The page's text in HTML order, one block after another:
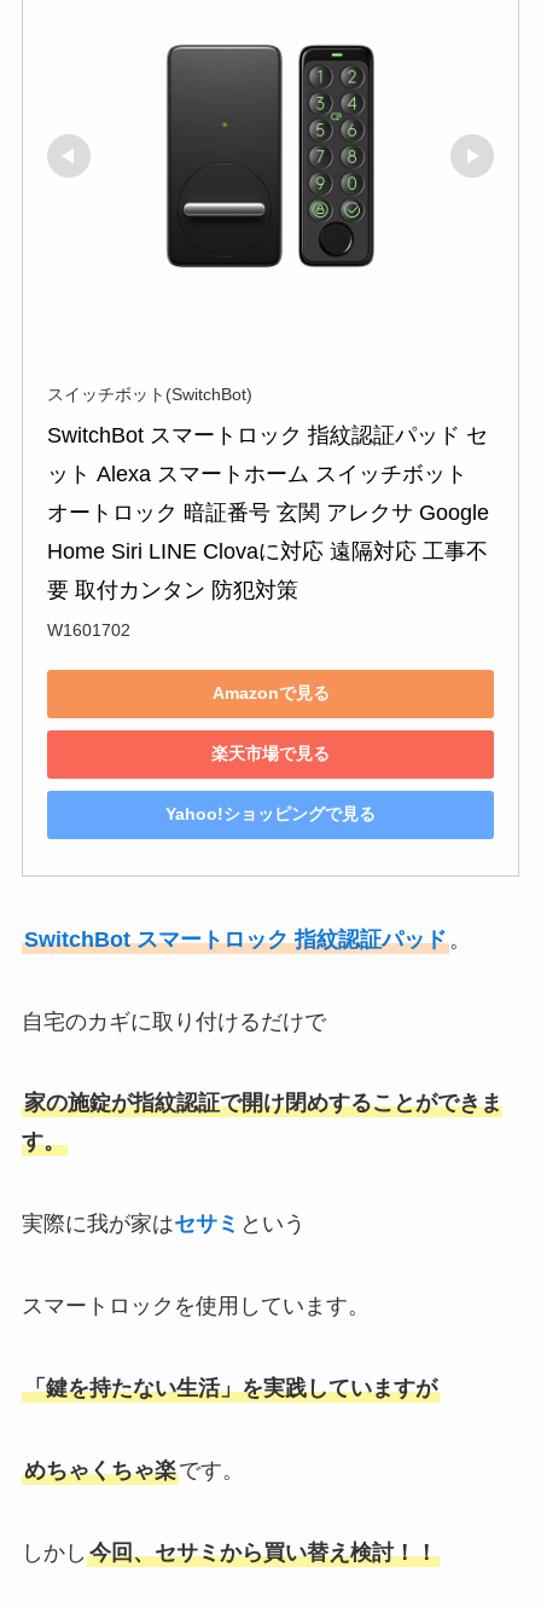
スイッチボット(SwitchBot)
SwitchBot スマートロック 指紋認証パッド セ
ット Alexa スマートホーム スイッチボット
オートロック 暗証番号 玄関 アレクサ Google
Home Siri LINE Clovaに対応 遠隔対応 工事不
要 取付カンタン 防犯対策
W1601702
Amazonで見る
楽天市場で見る
Yahoo!ショッピングで見る
SwitchBot スマートロック 指紋認証パッド。
自宅のカギに取り付けるだけで
家の施錠が指紋認証で開け閉めすることができま
す。
実際に我が家はセサミ という
スマートロックを使用しています。
「鍵を持たない生活」を実践していますが
めちゃくちゃ楽です。
しかし 今回、セサミから買い替え検討！！